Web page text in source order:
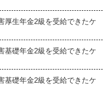
厚生年金2級を受給できたケ
基礎年金2級を受給できたケ
基礎年金2級を受給できたケ